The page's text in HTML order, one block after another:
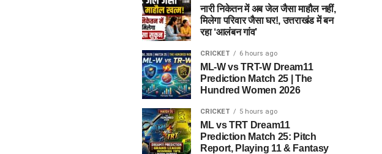
नारी निकेतन में अब जेल जैसा माहौल नहीं,
मिलेगा परिवार जैसा घर!, उत्तराखंड में बन
रहा ‘आलंबन गांव’
CRICKET 6 hours ago
ML-W vs TRT-W Dream11
Prediction Match 25 | The
Hundred Women 2026
CRICKET 5 hours ago
ML vs TRT Dream11
Prediction Match 25: Pitch
Report, Playing 11 & Fantasy